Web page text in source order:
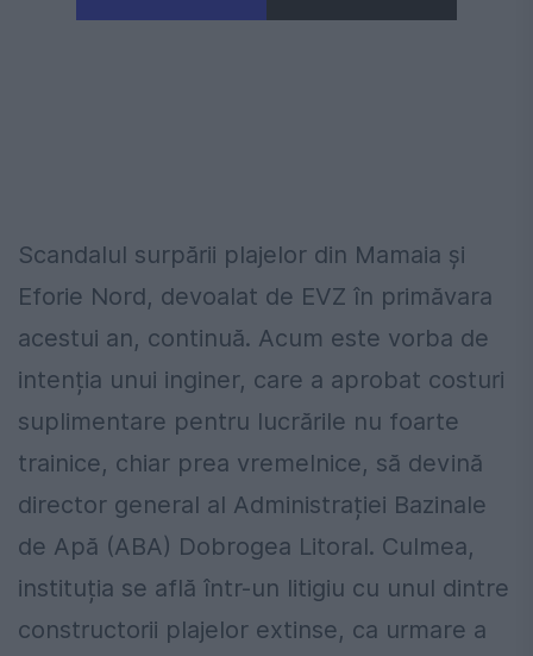
Scandalul surpării plajelor din Mamaia și
Eforie Nord, devoalat de EVZ în primăvara
acestui an, continuă. Acum este vorba de
intenția unui inginer, care a aprobat costuri
suplimentare pentru lucrările nu foarte
trainice, chiar prea vremelnice, să devină
director general al Administrației Bazinale
de Apă (ABA) Dobrogea Litoral. Culmea,
instituția se află într-un litigiu cu unul dintre
constructorii plajelor extinse, ca urmare a